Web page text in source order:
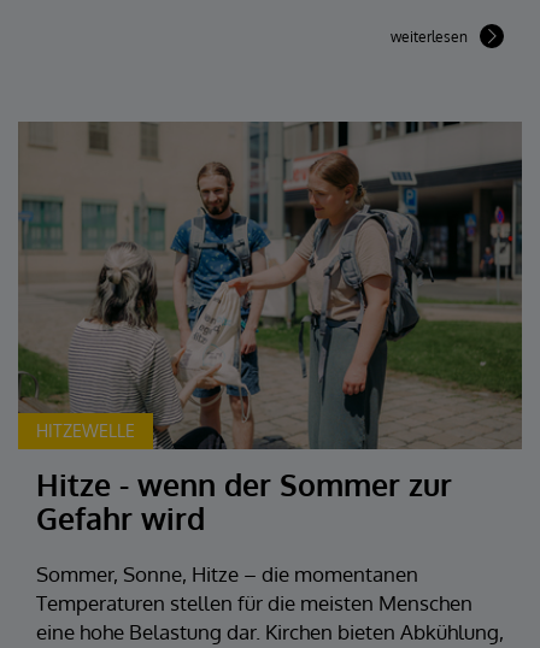
weiterlesen
HITZEWELLE
Hitze - wenn der Sommer zur
Gefahr wird
Sommer, Sonne, Hitze – die momentanen
Temperaturen stellen für die meisten Menschen
eine hohe Belastung dar. Kirchen bieten Abkühlung,